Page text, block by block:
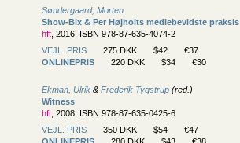
Søndergaard, Morten
Show-Bix & Per Højholts mediebevidste praksis
hft , 2016, ISBN 978-87-635-4074-2
VEJL. PRIS
275 DKK $42
€37
ONLINEPRIS
220 DKK $34 €30
Ekman, Ulrik & Frederik Tygstrup (red.)
Witness
hft , 2008, ISBN 978-87-635-0425-6
VEJL. PRIS
350 DKK $54
€47
ONLINEPRIS
280 DKK $43 €38